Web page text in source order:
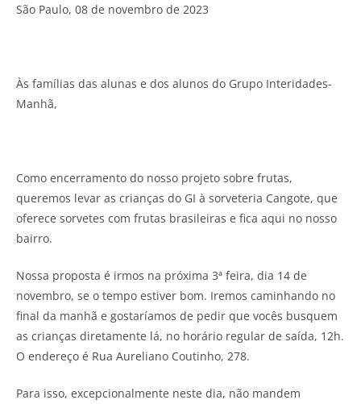
São Paulo, 08 de novembro de 2023
Às famílias das alunas e dos alunos do Grupo Interidades-
Manhã,
Como encerramento do nosso projeto sobre frutas,
queremos levar as crianças do GI à sorveteria Cangote, que
oferece sorvetes com frutas brasileiras e fica aqui no nosso
bairro.
Nossa proposta é irmos na próxima 3ª feira, dia 14 de
novembro, se o tempo estiver bom. Iremos caminhando no
final da manhã e gostaríamos de pedir que vocês busquem
as crianças diretamente lá, no horário regular de saída, 12h.
O endereço é Rua Aureliano Coutinho, 278.
Para isso, excepcionalmente neste dia, não mandem